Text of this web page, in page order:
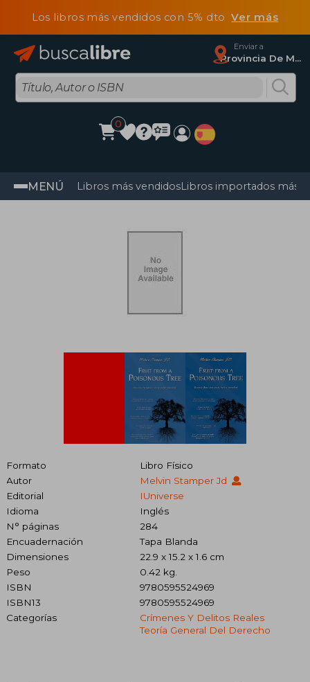
Los libros más vendidos con 5% dtoVer más
Enviar a
Provincia De Madrid
0
MENÚ Libros más vendidosLibros importados más
Formato
Libro Físico
Autor
Melvin Stamper Jd
Editorial
IUniverse
Idioma
Inglés
N° páginas
284
Encuadernación
Tapa Blanda
Dimensiones
22.9 x 15.2 x 1.6 cm
Peso
0.42 kg.
ISBN
9780595524969
ISBN13
9780595524969
Categorías
Crímenes Y Delitos Reales
Teoría General Del Derecho